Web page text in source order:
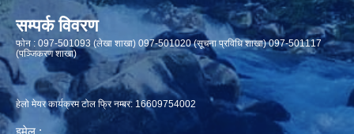
सम्पर्क विवरण
फाेन : 097-501093 (लेखा शाखा) 097-501020 (सूचना प्रविधि शाखा) 097-501117
(पञ्जिकरण शाखा)
हेलो मेयर कार्यक्रम टोल फ्रि नम्बर: 16609754002
इमेल :